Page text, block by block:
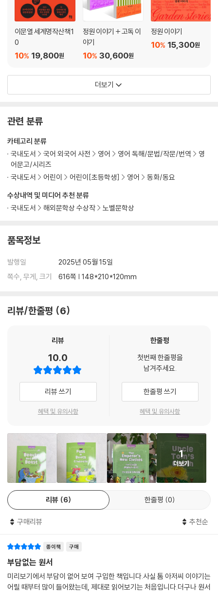
스트를 더욱 생동감 있게 구성했다는 점이다. 또한 쿠폰 코드를 통해 무료
로 이용할 수 있는 전자책이 제공되는데, 전자책에서는 페이지별 음원, 한
국어 번역, 키워드, 그래머 포인트를 확인할 수 있다.
추가로 다락원 홈페이지(darakwon.co.kr)에서 각 권의 전문 번역, MP3
있다. 읽는 재미를 더하기 위해 각 페이지를 재미있고 감각적으로 디자인
한 Happy Readers 시리즈. 전문 성우들의 실감나는 연기가 담긴 음원을
영어 독해 및 어린이 영어문고 분야 스테디셀러 [Happy Readers] 시리
즈의 개정판! 시간이 지나도 가치가 변하지 않는 세계 명작들을 렉사일 지
수, 어휘 수, 어휘 난이도, 문장 구조를 기준으로 1단계부터 6단계까지 체
계적으로 정리하여, 총 48권으로 돌아왔다. 이번 개정판의 가장 큰 특징은
한국어를 일체 제외하고, 핵심 어휘와 표현에 특별한 스타일을 적용해 텍
스트를 더욱 생동감 있게 구성했다는 점이다. 또한 쿠폰 코드를 통해 무료
파일, RC 퀴즈, LC 퀴즈, 키워드, 그래머 포인트를 무료로 다운로드할 수
있다. 읽는 재미를 더하기 위해 각 페이지를 재미있고 감각적으로 디자인
이문열 세계명작산책 1
0
19,800원
10%
정원 이야기 + 고독 이
야기
30,600원
10%
정원 이야기
15,300원
10%
더보기
관련 분류
수상내역 및 미디어 추천 분류
국내도서
해외문학상 수상작 노벨문학상
카테고리 분류
국내도서
국어 외국어 사전 영어 영어 독해/문법/작문/번역
영
어문고/시리즈
국내도서
어린이 어린이[초등학생] 영어 동화/동요
품목정보
발행일
2025년 05월 15일
쪽수, 무게, 크기
616쪽 | 148*210*120mm
리뷰/한줄평 6
리뷰
10.0
리뷰 쓰기
혜택 및 유의사항
한줄평
첫번째 한줄평을
남겨주세요.
한줄평 쓰기
혜택 및 유의사항
2
1
더보기
리뷰 6 한줄평 0
구매리뷰 추천순
종이책 구매
부담없는 원서
미리보기에서 부담이 없어 보여 구입한 책입니다.사실 톰 아저씨 이야기는
어릴 때부터 많이 들어왔는데, 제대로 읽어보기는 처음입니다.더구나 원서